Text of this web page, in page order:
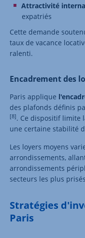
Attractivité
expatriés
Cette demande
taux de vacance
ralenti.
Encadrement des
Paris applique
des plafonds définis
[8]. Ce dispositif limite
une certaine stabilité
Les loyers moyens
arrondissements,
arrondissements
secteurs les plus
Stratégies
Paris